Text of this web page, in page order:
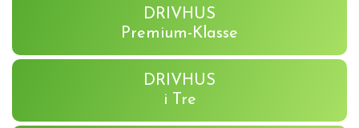
DRIVHUS
Premium-Klasse
DRIVHUS
i Tre